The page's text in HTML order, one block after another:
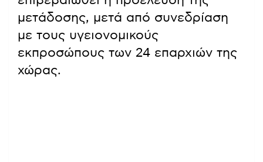
μετάδοσης, μετά από συνεδρίαση
με τους υγειονομικούς
εκπροσώπους των 24 επαρχιών της
χώρας.